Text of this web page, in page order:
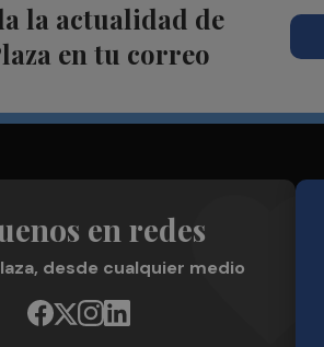
la actualidad de
en tu correo
en redes
desde cualquier medio